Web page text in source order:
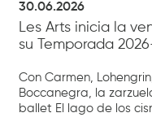
30.06.2026
Les Arts inicia la
su Temporada
Con Carmen,
Boccanegra, la
ballet El lago de los